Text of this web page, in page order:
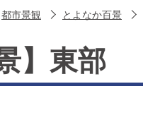
都市景観 とよなか百景
】東部